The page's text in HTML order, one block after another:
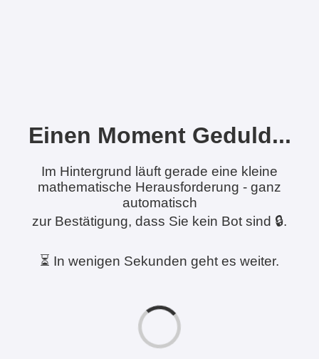
Einen Moment Geduld...
Im Hintergrund läuft gerade eine kleine
mathematische Herausforderung - ganz
automatisch
zur Bestätigung, dass Sie kein Bot sind 🔒.
⏳ In wenigen Sekunden geht es weiter.